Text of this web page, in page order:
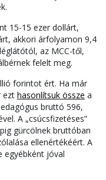
15-15 ezer dollárt,
akkori árfolyamon 9,4
az MCC-től,
felelt meg.
forintot ért. Ha már
ezt hasonlítsuk össze a
bruttó 596,
A „csúcsfizetéses”
gürcölnek bruttóban
ellenértékéért. A
egyébként jóval